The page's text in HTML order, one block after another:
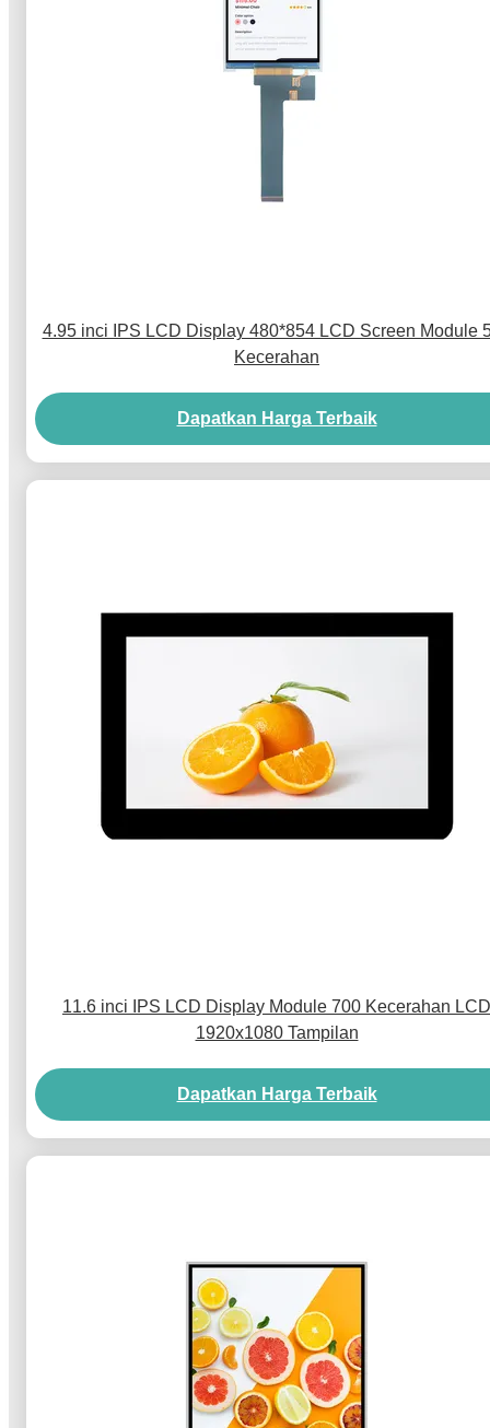
4.95 inci IPS LCD Display 480*854 LCD Screen Module
Kecerahan
Dapatkan Harga Terbaik
11.6 inci IPS LCD Display Module 700 Kecerahan LCD
1920x1080 Tampilan
Dapatkan Harga Terbaik